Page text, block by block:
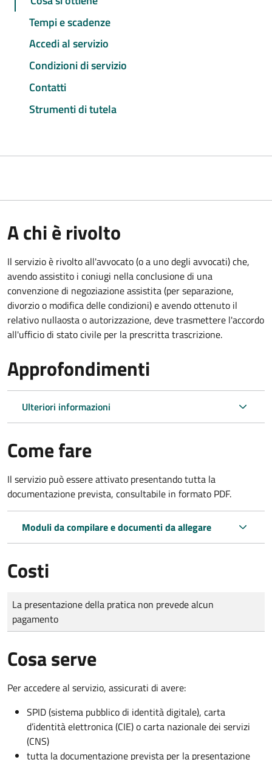
Tempi e scadenze
Accedi al servizio
Condizioni di servizio
Contatti
Strumenti di tutela
A chi è rivolto
Il servizio è rivolto all'avvocato (o a uno degli avvocati) che,
avendo assistito i coniugi nella conclusione di una
convenzione di negoziazione assistita (per separazione,
divorzio o modifica delle condizioni) e avendo ottenuto il
relativo nullaosta o autorizzazione, deve trasmettere l'accordo
all'ufficio di stato civile per la prescritta trascrizione.
Approfondimenti
Ulteriori informazioni
Come fare
Il servizio può essere attivato presentando tutta la
documentazione prevista, consultabile in formato PDF.
Moduli da compilare e documenti da allegare
Costi
Tipo di pagamento
Importo
La presentazione della pratica non prevede alcun
pagamento
Cosa serve
Per accedere al servizio, assicurati di avere:
SPID (sistema pubblico di identità digitale), carta
d’identità elettronica (CIE) o carta nazionale dei servizi
(CNS)
tutta la documentazione prevista per la presentazione